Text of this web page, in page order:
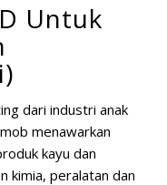
Untuk
dari industri anak
menawarkan
kayu dan
kimia, peralatan dan